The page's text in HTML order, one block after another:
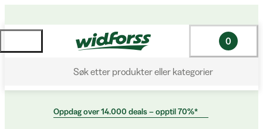
Søk etter produkter eller kategorier
0
Oppdag over 14.000 deals – opptil 70%*